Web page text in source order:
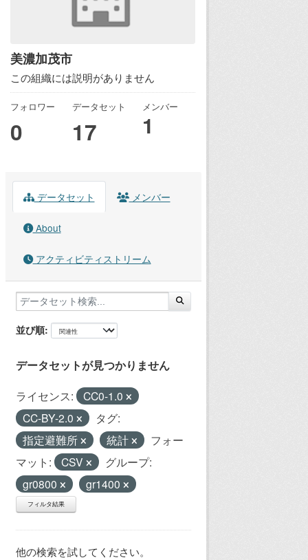
美濃加茂市
この組織には説明がありません
フォロワー
0
データセット
17
メンバー
1
データセット メンバー
About
アクティビティストリーム
並び順
データセットが見つかりません
ライセンス:
CC0-1.0
CC-BY-2.0
タグ:
指定避難所
統計
フォー
マット:
CSV
グループ:
gr0800
gr1400
フィルタ結果
他の検索を試してください。